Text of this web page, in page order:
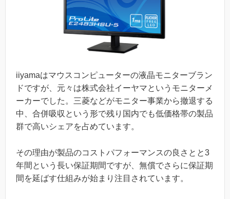
iiyamaはマウスコンピューターの液晶モニターブラン
ドですが、元々は株式会社イーヤマというモニターメ
ーカーでした。三菱などがモニター事業から撤退する
中、合併吸収という形で残り国内でも低価格帯の製品
群で高いシェアを占めています。
その理由が製品のコストパフォーマンスの良さとと3
年間という長い保証期間ですが、無償でさらに保証期
間を延ばす仕組みが始まり注目されています。